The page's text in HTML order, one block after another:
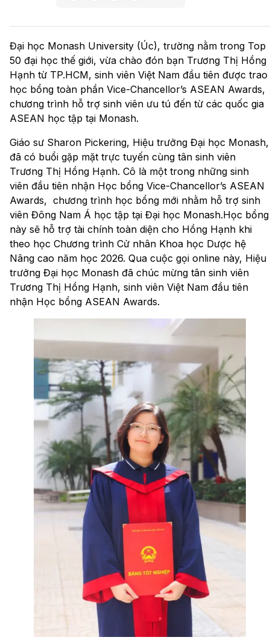
Đại học Monash University (Úc), trường nằm trong Top
50 đại học thế giới, vừa chào đón bạn Trương Thị Hồng
Hạnh từ TP.HCM, sinh viên Việt Nam đầu tiên được trao
học bổng toàn phần Vice-Chancellor’s ASEAN Awards,
chương trình hỗ trợ sinh viên ưu tú đến từ các quốc gia
ASEAN học tập tại Monash.
Giáo sư Sharon Pickering, Hiệu trưởng Đại học Monash,
đã có buổi gặp mặt trực tuyến cùng tân sinh viên
Trương Thị Hồng Hạnh. Cô là một trong những sinh
viên đầu tiên nhận Học bổng Vice-Chancellor’s ASEAN
Awards, chương trình học bổng mới nhằm hỗ trợ sinh
viên Đông Nam Á học tập tại Đại học Monash.Học bổng
này sẽ hỗ trợ tài chính toàn diện cho Hồng Hạnh khi
theo học Chương trình Cử nhân Khoa học Dược hệ
Nâng cao năm học 2026. Qua cuộc gọi online này, Hiệu
trưởng Đại học Monash đã chúc mừng tân sinh viên
Trương Thị Hồng Hạnh, sinh viên Việt Nam đầu tiên
nhận Học bổng ASEAN Awards.